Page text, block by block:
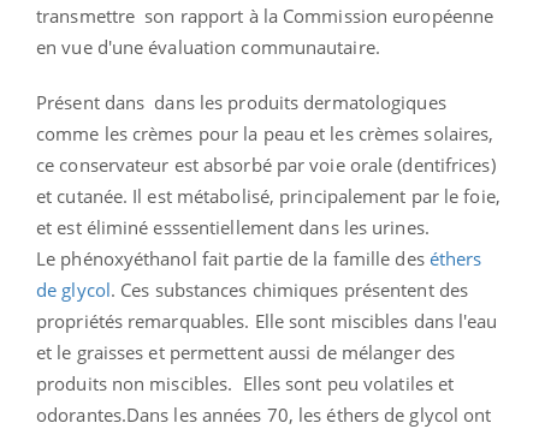
transmettre son rapport à la Commission européenne
en vue d'une évaluation communautaire.
Présent dans dans les produits dermatologiques
comme les crèmes pour la peau et les crèmes solaires,
ce conservateur est absorbé par voie orale (dentifrices)
et cutanée. Il est métabolisé, principalement par le foie,
et est éliminé esssentiellement dans les urines.
Le phénoxyéthanol fait partie de la famille des éthers
de glycol. Ces substances chimiques présentent des
propriétés remarquables. Elle sont miscibles dans l'eau
et le graisses et permettent aussi de mélanger des
produits non miscibles. Elles sont peu volatiles et
odorantes.Dans les années 70, les éthers de glycol ont